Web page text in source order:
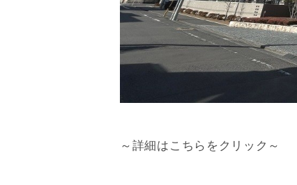
～詳細はこちらをクリック～